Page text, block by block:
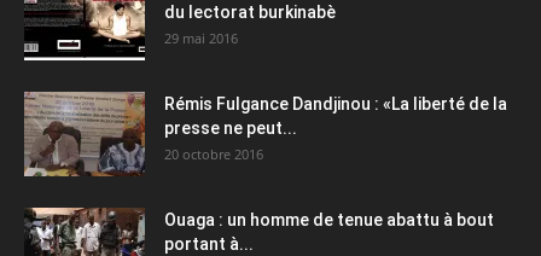
du lectorat burkinabè
29 mai 2016
Rémis Fulgance Dandjinou : «La liberté de la
presse ne peut...
20 octobre 2016
Ouaga : un homme de tenue abattu à bout
portant à...